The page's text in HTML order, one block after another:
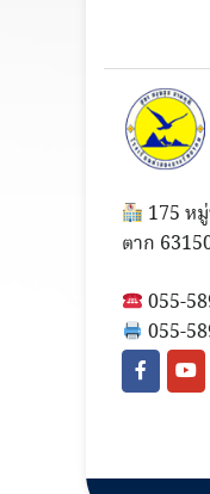
175 ห
ตาก
055-
055-